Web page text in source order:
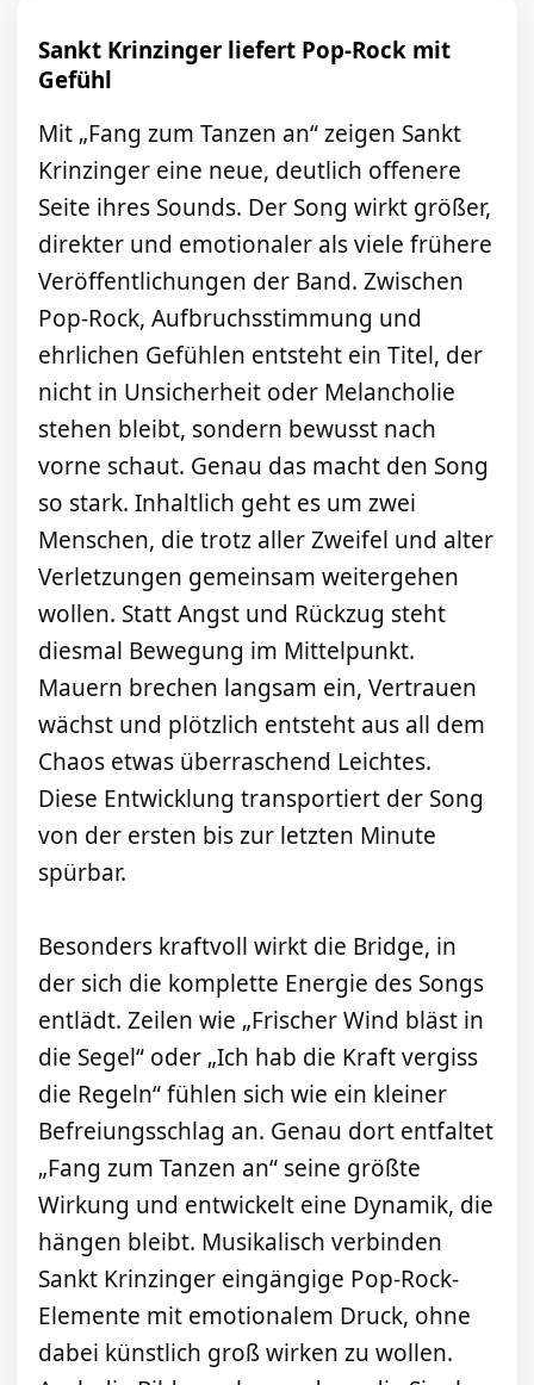
Sankt Krinzinger liefert Pop-Rock mit
Gefühl
Mit „Fang zum Tanzen an“ zeigen Sankt
Krinzinger eine neue, deutlich offenere
Seite ihres Sounds. Der Song wirkt größer,
direkter und emotionaler als viele frühere
Veröffentlichungen der Band. Zwischen
Pop-Rock, Aufbruchsstimmung und
ehrlichen Gefühlen entsteht ein Titel, der
nicht in Unsicherheit oder Melancholie
stehen bleibt, sondern bewusst nach
vorne schaut. Genau das macht den Song
so stark. Inhaltlich geht es um zwei
Menschen, die trotz aller Zweifel und alter
Verletzungen gemeinsam weitergehen
wollen. Statt Angst und Rückzug steht
diesmal Bewegung im Mittelpunkt.
Mauern brechen langsam ein, Vertrauen
wächst und plötzlich entsteht aus all dem
Chaos etwas überraschend Leichtes.
Diese Entwicklung transportiert der Song
von der ersten bis zur letzten Minute
spürbar.
Besonders kraftvoll wirkt die Bridge, in
der sich die komplette Energie des Songs
entlädt. Zeilen wie „Frischer Wind bläst in
die Segel“ oder „Ich hab die Kraft vergiss
die Regeln“ fühlen sich wie ein kleiner
Befreiungsschlag an. Genau dort entfaltet
„Fang zum Tanzen an“ seine größte
Wirkung und entwickelt eine Dynamik, die
hängen bleibt. Musikalisch verbinden
Sankt Krinzinger eingängige Pop-Rock-
Elemente mit emotionalem Druck, ohne
dabei künstlich groß wirken zu wollen.